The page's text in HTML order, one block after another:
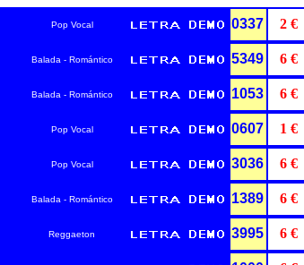
Pop Vocal 0337 2 €
Balada - Romántico 5349 6 €
Balada - Romántico 1053 6 €
Pop Vocal 0607 1 €
Pop Vocal 3036 6 €
Balada - Romántico 1389 6 €
Reggaeton 3995 6 €